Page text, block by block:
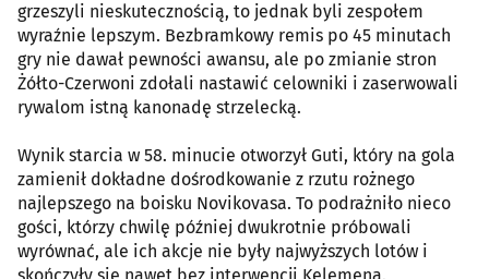
grzeszyli nieskutecznością, to jednak byli zespołem
wyraźnie lepszym. Bezbramkowy remis po 45 minutach
gry nie dawał pewności awansu, ale po zmianie stron
Żółto-Czerwoni zdołali nastawić celowniki i zaserwowali
rywalom istną kanonadę strzelecką.
Wynik starcia w 58. minucie otworzył Guti, który na gola
zamienił dokładne dośrodkowanie z rzutu rożnego
najlepszego na boisku Novikovasa. To podrażniło nieco
gości, którzy chwilę później dwukrotnie próbowali
wyrównać, ale ich akcje nie były najwyższych lotów i